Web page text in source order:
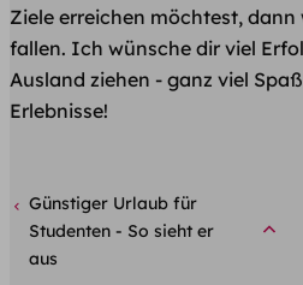
Ziele erreichen möchtest,
fallen. Ich wünsche dir viel
Ausland ziehen - ganz viel
Erlebnisse!
Günstiger Urlaub für
Studenten - So sieht er
aus